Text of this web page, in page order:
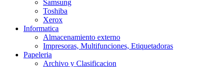
Samsung
Toshiba
Xerox
Informatica
Almacenamiento externo
Impresoras, Multifunciones, Etiquetadoras
Papeleria
Archivo y Clasificacion